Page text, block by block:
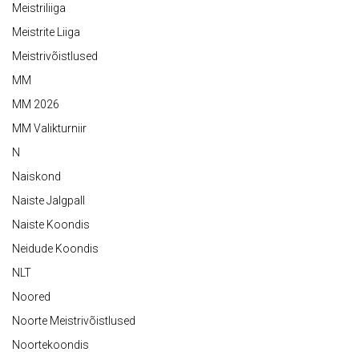
Meistriliiga
Meistrite Liiga
Meistrivõistlused
MM
MM 2026
MM Valikturniir
N
Naiskond
Naiste Jalgpall
Naiste Koondis
Neidude Koondis
NLT
Noored
Noorte Meistrivõistlused
Noortekoondis